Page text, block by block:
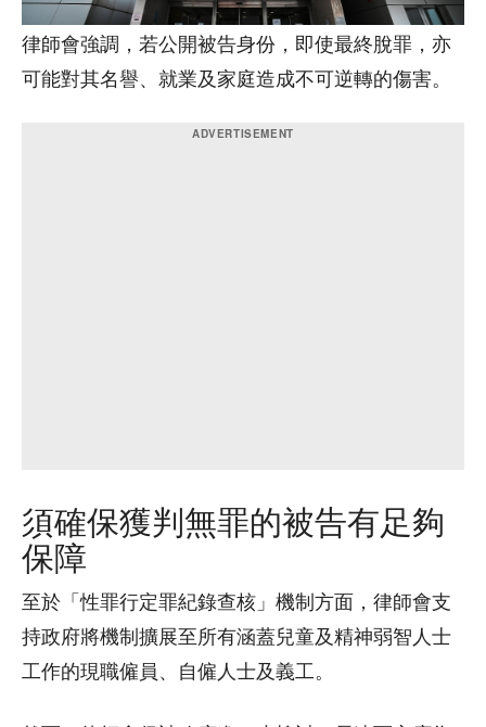
律師會強調，若公開被告身份，即使最終脫罪，亦
可能對其名譽、就業及家庭造成不可逆轉的傷害。
須確保獲判無罪的被告有足夠
保障
至於「性罪行定罪紀錄查核」機制方面，律師會支
持政府將機制擴展至所有涵蓋兒童及精神弱智人士
工作的現職僱員、自僱人士及義工。